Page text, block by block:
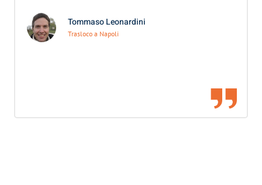
Tommaso Leonardini
Trasloco a Napoli